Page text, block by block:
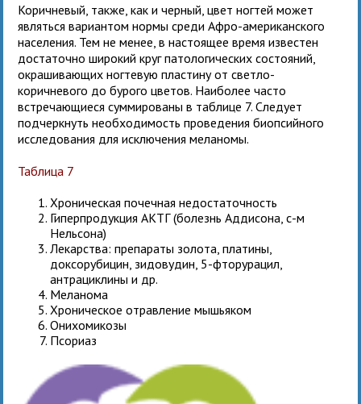
Коричневый, также, как и черный, цвет ногтей может
являться вариантом нормы среди Афро-американского
населения. Тем не менее, в настоящее время известен
достаточно широкий круг патологических состояний,
окрашивающих ногтевую пластину от светло-
коричневого до бурого цветов. Наиболее часто
встречающиеся суммированы в таблице 7. Следует
подчеркнуть необходимость проведения биопсийного
исследования для исключения меланомы.
Таблица 7
Хроническая почечная недостаточность
Гиперпродукция АКТГ (болезнь Аддисона, с-м
Нельсона)
Лекарства: препараты золота, платины,
доксорубицин, зидовудин, 5-фторурацил,
антрациклины и др.
Меланома
Хроническое отравление мышьяком
Онихомикозы
Псориаз